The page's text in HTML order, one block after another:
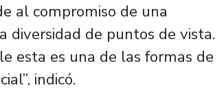
al compromiso de una
diversidad de puntos de vista.
esta es una de las formas de
indicó.